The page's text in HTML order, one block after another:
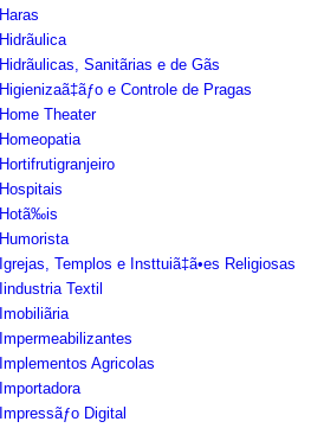
Haras
Hidrãulica
Hidrãulicas, Sanitãrias e de Gãs
Higienizaã‡ãƒo e Controle de Pragas
Home Theater
Homeopatia
Hortifrutigranjeiro
Hospitais
Hotã‰is
Humorista
Igrejas, Templos e Insttuiã‡ã•es Religiosas
Iindustria Textil
Imobiliãria
Impermeabilizantes
Implementos Agricolas
Importadora
Impressãƒo Digital